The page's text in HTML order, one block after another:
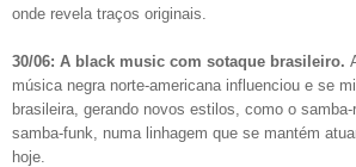
onde revela traços originais.
30/06: A black music com sotaque brasileiro.
música negra norte-americana influenciou e se
brasileira, gerando novos estilos, como o
samba-funk, numa linhagem que se mantém
hoje.